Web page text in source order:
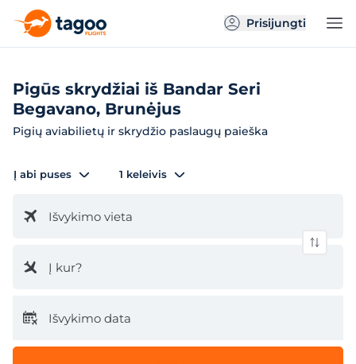
Prisijungti
Pigūs skrydžiai iš Bandar Seri
Begavano, Brunėjus
Pigių aviabilietų ir skrydžio paslaugų paieška
Į abi puses 1 keleivis
Išvykimo vieta
Į kur?
Išvykimo data